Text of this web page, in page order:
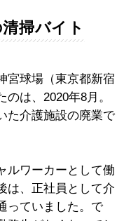
掃バイト
宮球場（東京都新宿
は、2020年8月。
た介護施設の廃業で
ルワーカーとして働
は、正社員として介
っていました。で